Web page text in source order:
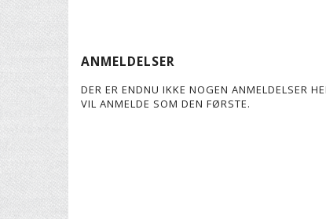
ANMELDELSER
DER ER ENDNU IKKE NOGEN ANMELDELSER
VIL ANMELDE SOM DEN FØRSTE.